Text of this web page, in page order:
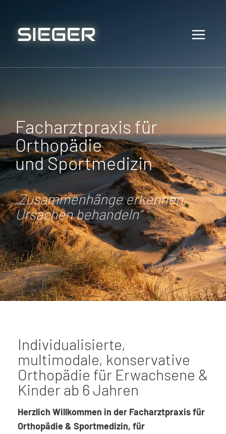
Facharztpraxis für
Orthopädie
und Sportmedizin
„Zusammenhänge erkennen,
Ursachen behandeln“
Individualisierte,
multimodale, konservative
Orthopädie für Erwachsene &
Kinder ab 6 Jahren
Herzlich Willkommen in der Facharztpraxis für
Orthopädie & Sportmedizin, für